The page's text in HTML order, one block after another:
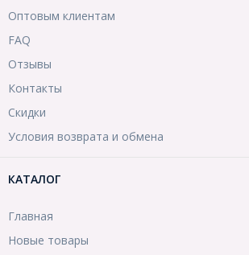
Оптовым клиентам
FAQ
Отзывы
Контакты
Скидки
Условия возврата и обмена
КАТАЛОГ
Главная
Новые товары